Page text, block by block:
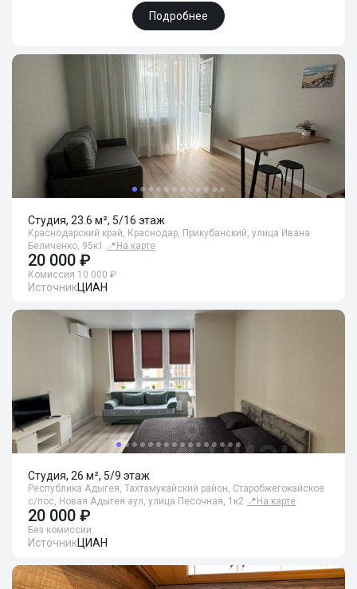
Подробнее
Студия, 23.6 м², 5/16 этаж
Краснодарский край, Краснодар, Прикубанский, улица Ивана
Беличенко, 95к1
📍 На карте
20 000 ₽
Комиссия 10 000 ₽
ИсточникЦИАН
Студия, 26 м², 5/9 этаж
Республика Адыгея, Тахтамукайский район, Старобжегокайское
с/пос, Новая Адыгея аул, улица Песочная, 1к2 📍 На карте
20 000 ₽
Без комиссии
ИсточникЦИАН